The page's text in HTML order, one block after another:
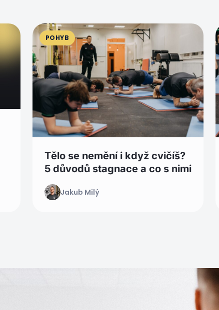
POHYB
Tělo se nemění i když cvičíš?
5 důvodů stagnace a co s nimi
Jakub Milý